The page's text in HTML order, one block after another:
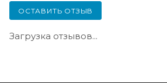
ОСТАВИТЬ ОТЗЫВ
Загрузка отзывов...